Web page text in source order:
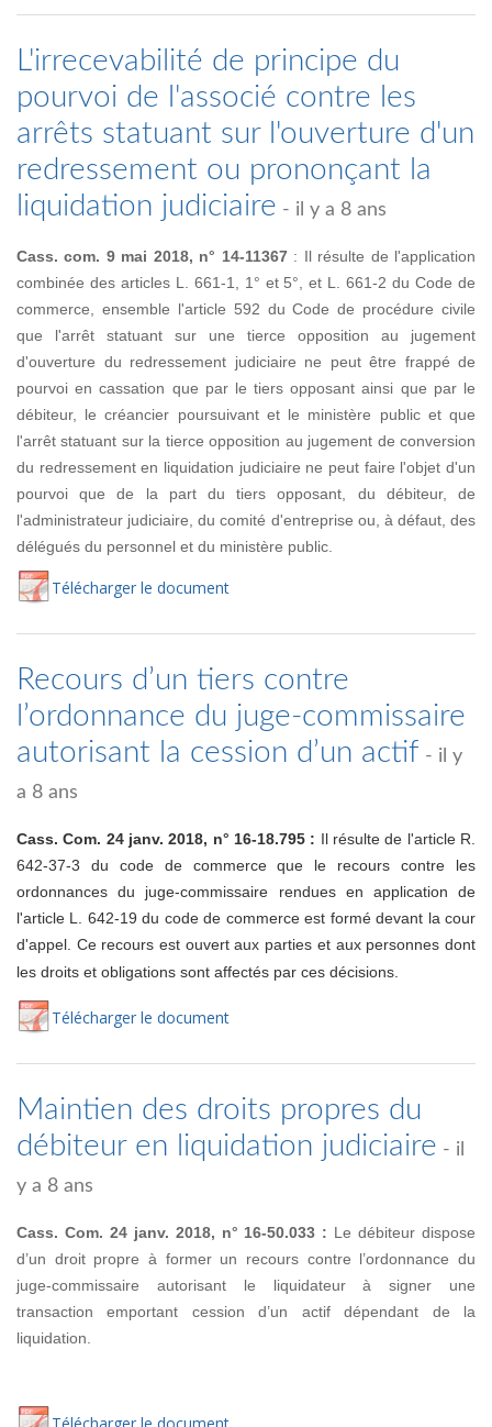
L'irrecevabilité de principe du
pourvoi de l'associé contre les
arrêts statuant sur l'ouverture d'un
redressement ou prononçant la
liquidation judiciaire - il y a 8 ans
Cass. com. 9 mai 2018, n° 14-11367 : Il résulte de l'application
combinée des articles L. 661-1, 1° et 5°, et L. 661-2 du Code de
commerce, ensemble l'article 592 du Code de procédure civile
que l'arrêt statuant sur une tierce opposition au jugement
d'ouverture du redressement judiciaire ne peut être frappé de
pourvoi en cassation que par le tiers opposant ainsi que par le
débiteur, le créancier poursuivant et le ministère public et que
l'arrêt statuant sur la tierce opposition au jugement de conversion
du redressement en liquidation judiciaire ne peut faire l'objet d'un
pourvoi que de la part du tiers opposant, du débiteur, de
l'administrateur judiciaire, du comité d'entreprise ou, à défaut, des
délégués du personnel et du ministère public.
Télécharger le document
Recours d’un tiers contre
l’ordonnance du juge-commissaire
autorisant la cession d’un actif - il y
a 8 ans
Cass. Com. 24 janv. 2018, n° 16-18.795 : Il résulte de l'article R.
642-37-3 du code de commerce que le recours contre les
ordonnances du juge-commissaire rendues en application de
l'article L. 642-19 du code de commerce est formé devant la cour
d'appel. Ce recours est ouvert aux parties et aux personnes dont
les droits et obligations sont affectés par ces décisions.
Télécharger le document
Maintien des droits propres du
débiteur en liquidation judiciaire - il
y a 8 ans
Cass. Com. 24 janv. 2018, n° 16-50.033 : Le débiteur dispose
d’un droit propre à former un recours contre l’ordonnance du
juge-commissaire autorisant le liquidateur à signer une
transaction emportant cession d’un actif dépendant de la
liquidation.